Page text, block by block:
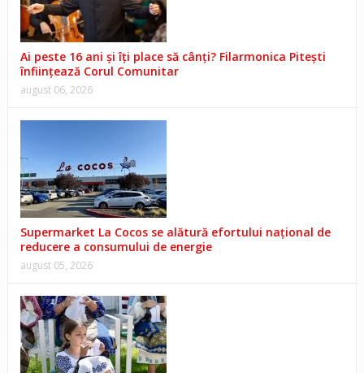
Ai peste 16 ani și îți place să cânți? Filarmonica Pitești
înființează Corul Comunitar
august 06, 2026
Supermarket La Cocos se alătură efortului național de
reducere a consumului de energie
august 05, 2026